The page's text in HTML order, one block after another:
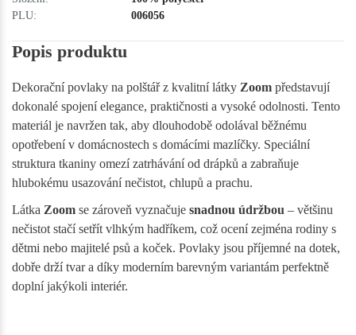
PLU:
006056
Popis produktu
Dekorační povlaky na polštář z kvalitní látky Zoom představují
dokonalé spojení elegance, praktičnosti a vysoké odolnosti. Tento
materiál je navržen tak, aby dlouhodobě odolával běžnému
opotřebení v domácnostech s domácími mazlíčky. Speciální
struktura tkaniny omezí zatrhávání od drápků a zabraňuje
hlubokému usazování nečistot, chlupů a prachu.
Látka Zoom se zároveň vyznačuje snadnou údržbou – většinu
nečistot stačí setřít vlhkým hadříkem, což ocení zejména rodiny s
dětmi nebo majitelé psů a koček. Povlaky jsou příjemné na dotek,
dobře drží tvar a díky moderním barevným variantám perfektně
doplní jakýkoli interiér.